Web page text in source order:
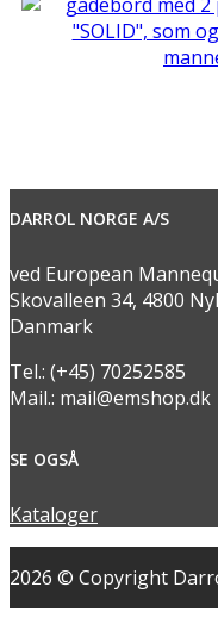
DARROL NORGE A/S
ved European
Skovalleen 34, 4800
Danmark
Tel.: (+45) 70252585
Mail.: mail@emshop.dk
SE OGSÅ
Kataloger
2026 © Copyright